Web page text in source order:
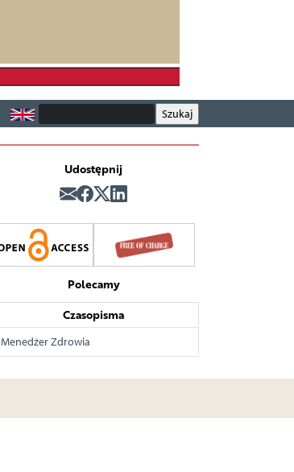
Udostępnij
Polecamy
Czasopisma
Menedżer Zdrowia